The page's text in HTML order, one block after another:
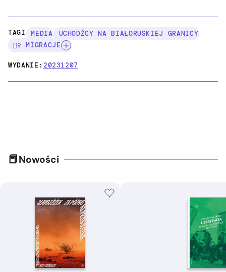
TAGI: MEDIA
UCHODŹCY NA BIAŁORUSKIEJ GRANICY
🚶‍♀️ MIGRACJE
WYDANIE:20231207
Nowości